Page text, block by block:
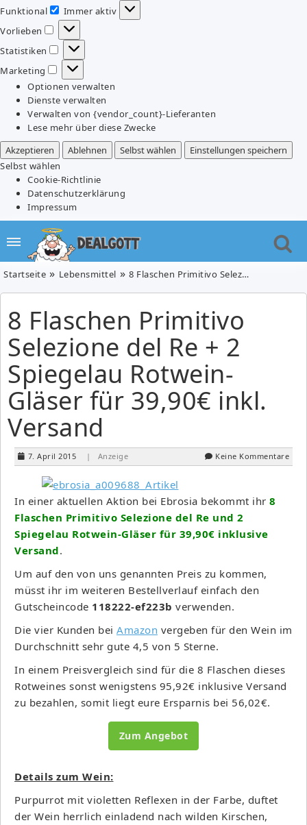
Funktional
Funktional
Immer aktiv
Vorlieben
Vorlieben
Statistiken
Statistiken
Marketing
Marketing
Optionen verwalten
Dienste verwalten
Verwalten von {vendor_count}-Lieferanten
Lese mehr über diese Zwecke
Akzeptieren
Ablehnen Selbst wählen
Einstellungen speichern
Selbst wählen
Cookie-Richtlinie
Datenschutzerklärung
Impressum
Startseite Lebensmittel 8 Flaschen Primitivo Selezione del Re + 2 Spiegelau Rotwein-Gläser für 39,90€ inkl. Versand
8 Flaschen Primitivo
Selezione del Re + 2
Spiegelau Rotwein-
Gläser für 39,90€ inkl.
Versand
7. April 2015 | Anzeige Keine Kommentare
In einer aktuellen Aktion bei Ebrosia bekommt ihr 8
Flaschen Primitivo Selezione del Re und 2
Spiegelau Rotwein-Gläser für 39,90€ inklusive
Versand.
Um auf den von uns genannten Preis zu kommen,
müsst ihr im weiteren Bestellverlauf einfach den
Gutscheincode 118222-ef223b verwenden.
Die vier Kunden bei Amazon vergeben für den Wein im
Durchschnitt sehr gute 4,5 von 5 Sterne.
In einem Preisvergleich sind für die 8 Flaschen dieses
Rotweines sonst wenigstens 95,92€ inklusive Versand
zu bezahlen, somit liegt eure Ersparnis bei 56,02€.
Zum Angebot
Details zum Wein:
Purpurrot mit violetten Reflexen in der Farbe, duftet
der Wein herrlich einladend nach wilden Kirschen,